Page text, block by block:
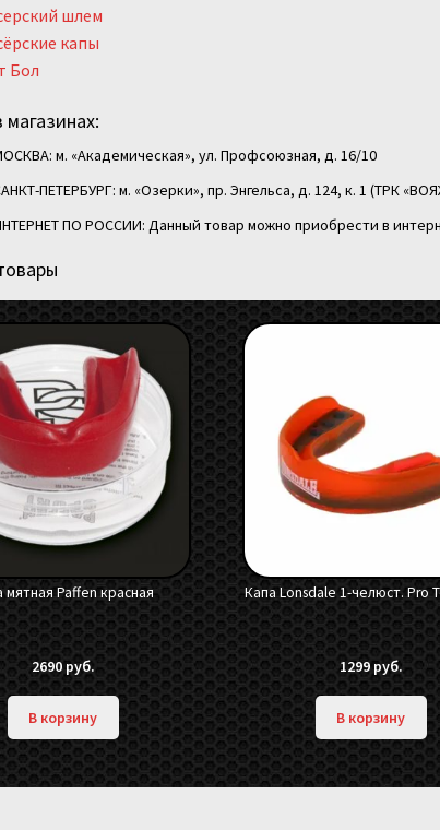
шлем
капы
Бол
м. «Академическая», ул. Профсоюзная, д. 16/10
ПЕТЕРБУРГ: м. «Озерки», пр. Энгельса, д. 124, к. 1 (ТРК
ПО РОССИИ: Данный товар можно приобрести в
мятная Paffen красная
2690руб.
В корзину
Капа Lonsdale 1-челюст. Pro
1299руб.
В корзину